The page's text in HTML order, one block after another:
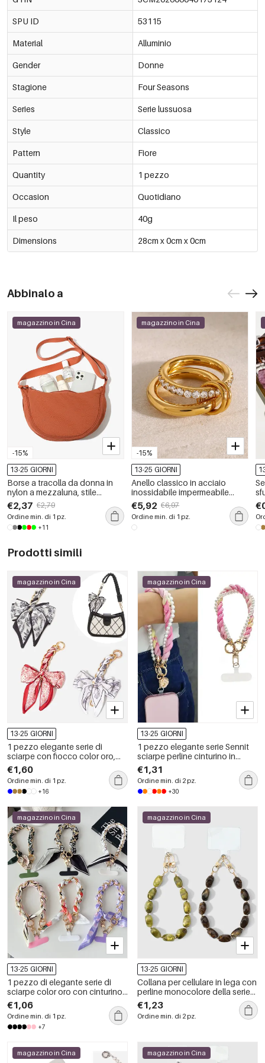
€1,04
Verde 4 €1,04
€1,04
€1,04
SPU ID 53115
Material Alluminio
Gender Donne
Stagione Four Seasons
Series Serie lussuosa
Style Classico
Pattern Fiore
Quantity 1 pezzo
Occasion Quotidiano
Il peso 40g
Dimensions 28cm x 0cm x 0cm
Abbinalo a
-15%
magazzino in Cina
13-25 GIORNI
Borse a tracolla da donna in
nylon a mezzaluna, stile
sportivo, tinta unita.
€2,37 €2,79
Ordine min. di 1 pz.
+11
-15%
magazzino in Cina
13-25 GIORNI
Anello classico in acciaio
inossidabile impermeabile
color oro con zircone e pietra
preziosa da 1 pezzo
€5,92 €6,97
Ordine min. di 1 pz.
Prodotti simili
magazzino in Cina
13-25 GIORNI
1 pezzo elegante serie di
sciarpe con fiocco color oro,
tracolla estensibile in alluminio
per borsa
€1,60
Ordine min. di 1 pz.
+16
magazzino in Cina
13-25 GIORNI
1 pezzo elegante serie Sennit
sciarpe perline cinturino in
alluminio per telefono
€1,31
Ordine min. di 2 pz.
+30
magazzino in Cina
13-25 GIORNI
1 pezzo di elegante serie di
sciarpe color oro con cinturino
per telefono in alluminio
€1,06
Ordine min. di 1 pz.
+7
magazzino in Cina
13-25 GIORNI
Collana per cellulare in lega con
perline monocolore della serie
Simple.
€1,23
Ordine min. di 2 pz.
magazzino in Cina magazzino in Cina